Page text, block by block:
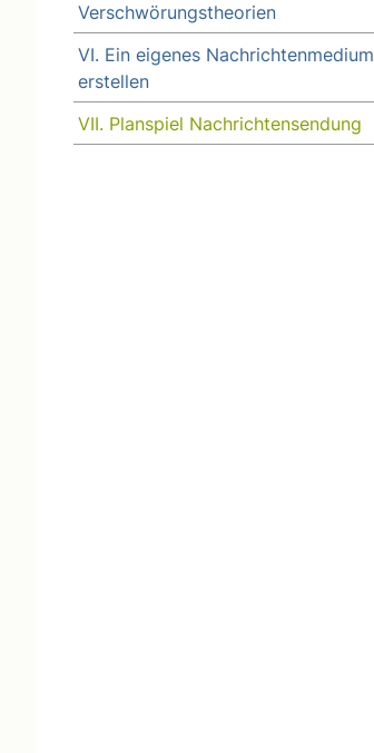
Verschwörungstheorien
VI. Ein eigenes Nachrichtenmedium
erstellen
VII. Planspiel Nachrichtensendung